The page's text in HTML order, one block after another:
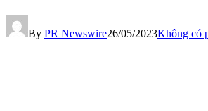
By PR Newswire26/05/2023Không có